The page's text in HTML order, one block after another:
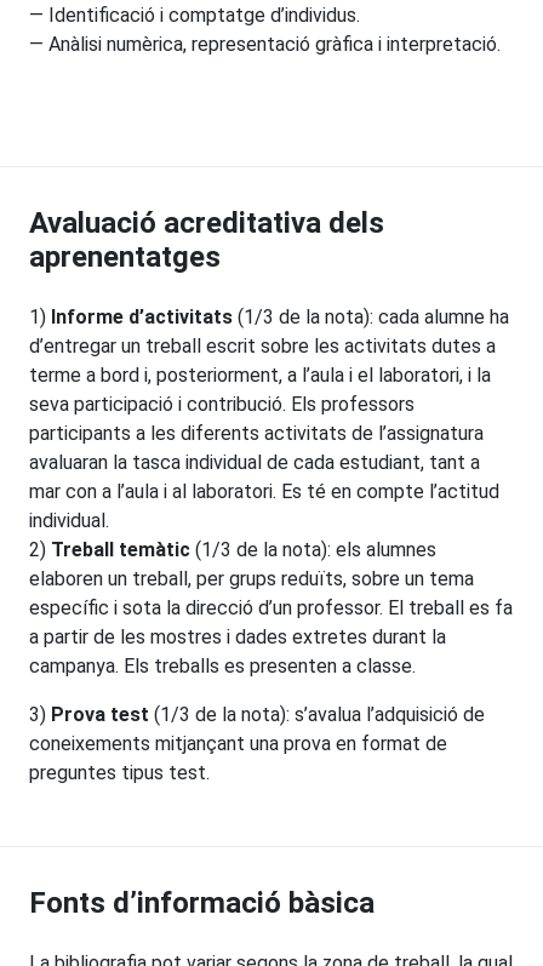
— Identificació i comptatge d’individus.
— Anàlisi numèrica, representació gràfica i interpretació.
Avaluació acreditativa dels
aprenentatges
1) Informe d’activitats (1/3 de la nota): cada alumne ha
d’entregar un treball escrit sobre les activitats dutes a
terme a bord i, posteriorment, a l’aula i el laboratori, i la
seva participació i contribució. Els professors
participants a les diferents activitats de l’assignatura
avaluaran la tasca individual de cada estudiant, tant a
mar con a l’aula i al laboratori. Es té en compte l’actitud
individual.
2) Treball temàtic (1/3 de la nota): els alumnes
elaboren un treball, per grups reduïts, sobre un tema
específic i sota la direcció d’un professor. El treball es fa
a partir de les mostres i dades extretes durant la
campanya. Els treballs es presenten a classe.
3) Prova test (1/3 de la nota): s’avalua l’adquisició de
coneixements mitjançant una prova en format de
preguntes tipus test.
Fonts d’informació bàsica